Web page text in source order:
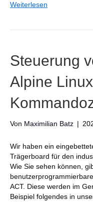
Weiterlesen
Steuerung
Alpine
Von Maximilian Batz |
Wir haben ein
Trägerboard für den
Wie Sie sehen können,
ACT. Diese werden im
Beispiel folgendes in